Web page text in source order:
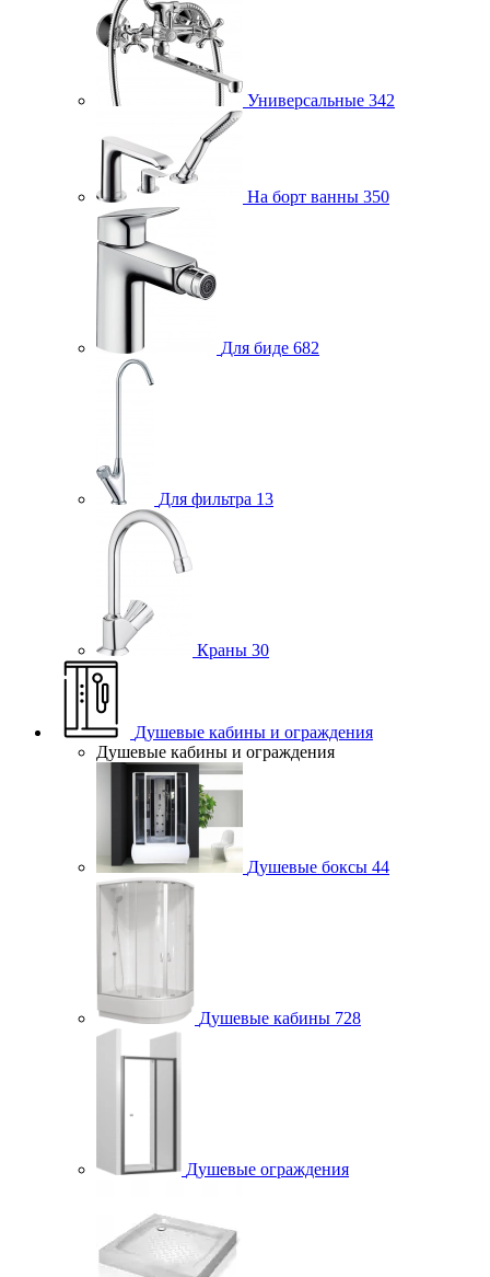
Универсальные 342
На борт ванны 350
Для биде 682
Для фильтра 13
Краны 30
Душевые кабины и ограждения
Душевые кабины и ограждения
Душевые боксы 44
Душевые кабины 728
Душевые ограждения